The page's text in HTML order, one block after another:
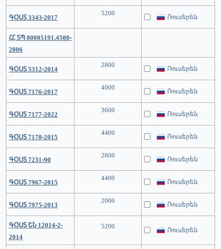
ԳՕՍՏ 3343-2017 5200 Ռուսերեն
ՀՀ ՏՊ 00005191.4508-
2006
ԳՕՍՏ 5312-2014 2800 Ռուսերեն
ԳՕՍՏ 7176-2017 4000 Ռուսերեն
ԳՕՍՏ 7177-2022 3600 Ռուսերեն
ԳՕՍՏ 7178-2015 4400 Ռուսերեն
ԳՕՍՏ 7231-90 2800 Ռուսերեն
ԳՕՍՏ 7967-2015 4400 Ռուսերեն
ԳՕՍՏ 7975-2013 2000 Ռուսերեն
ԳՕՍՏ ԵՆ 12014-2-
2014
5200 Ռուսերեն